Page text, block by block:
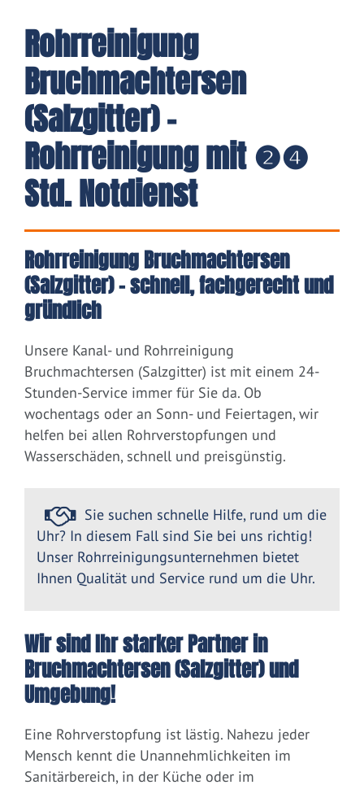
Rohrreinigung
Bruchmachtersen
(Salzgitter) -
Rohrreinigung mit ❷❹
Std. Notdienst
Rohrreinigung Bruchmachtersen
(Salzgitter) – schnell, fachgerecht und
gründlich
Unsere Kanal- und Rohrreinigung
Bruchmachtersen (Salzgitter) ist mit einem 24-
Stunden-Service immer für Sie da. Ob
wochentags oder an Sonn- und Feiertagen, wir
helfen bei allen Rohrverstopfungen und
Wasserschäden, schnell und preisgünstig.
Sie suchen schnelle Hilfe, rund um die
Uhr? In diesem Fall sind Sie bei uns richtig!
Unser Rohrreinigungsunternehmen bietet
Ihnen Qualität und Service rund um die Uhr.
Wir sind Ihr starker Partner in
Bruchmachtersen (Salzgitter) und
Umgebung!
Eine Rohrverstopfung ist lästig. Nahezu jeder
Mensch kennt die Unannehmlichkeiten im
Sanitärbereich, in der Küche oder im